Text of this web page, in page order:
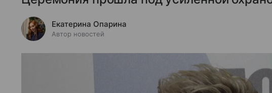
Екатерина Опарина
Автор новостей